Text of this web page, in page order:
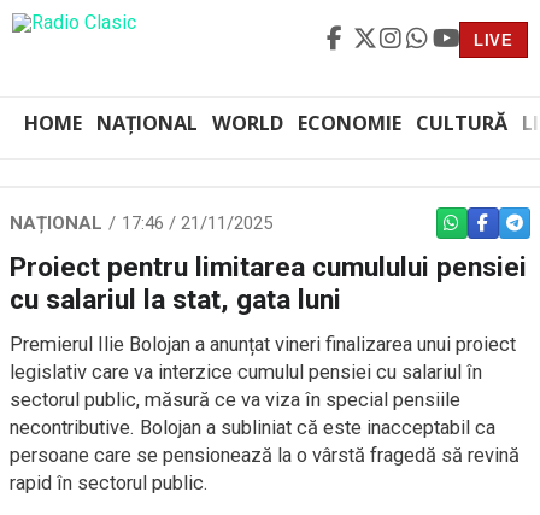
LIVE
HOME NAȚIONAL WORLD ECONOMIE CULTURĂ
NAȚIONAL 17:46 / 21/11/2025 WHATSAPP
Proiect pentru limitarea cumulului pensiei
cu salariul la stat, gata luni
Premierul Ilie Bolojan a anunțat vineri finalizarea unui proiect
legislativ care va interzice cumulul pensiei cu salariul în
sectorul public, măsură ce va viza în special pensiile
necontributive. Bolojan a subliniat că este inacceptabil ca
persoane care se pensionează la o vârstă fragedă să revină
rapid în sectorul public.